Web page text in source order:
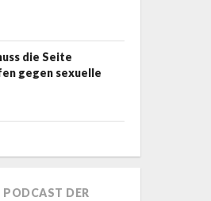
die Seite
gegen sexuelle
PODCAST DER